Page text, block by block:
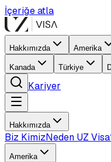
İçeriğe atla
Hakkımızda Amerika
Kanada Türkiye
Kariyer
Hakkımızda
Biz KimizNeden UZ
Amerika